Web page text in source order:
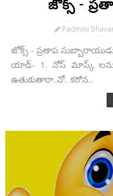
జోక్స్ -
Padmini
జోక్స్ - ప్రతాప
యాడ్- 1. నోస్ మాస్క్ లను
ఉతుకుతారా..నో.. కరోన...